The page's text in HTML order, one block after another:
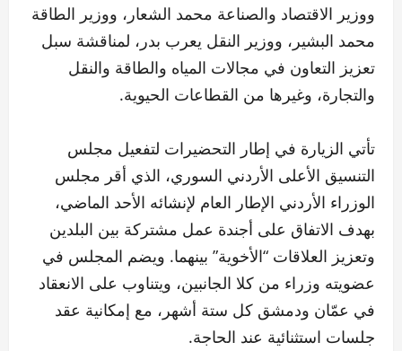
ووزير الاقتصاد والصناعة محمد الشعار، ووزير الطاقة
محمد البشير، ووزير النقل يعرب بدر، لمناقشة سبل
تعزيز التعاون في مجالات المياه والطاقة والنقل
والتجارة، وغيرها من القطاعات الحيوية.
تأتي الزيارة في إطار التحضيرات لتفعيل مجلس
التنسيق الأعلى الأردني السوري، الذي أقر مجلس
الوزراء الأردني الإطار العام لإنشائه الأحد الماضي،
بهدف الاتفاق على أجندة عمل مشتركة بين البلدين
وتعزيز العلاقات “الأخوية” بينهما. ويضم المجلس في
عضويته وزراء من كلا الجانبين، ويتناوب على الانعقاد
في عمّان ودمشق كل ستة أشهر، مع إمكانية عقد
جلسات استثنائية عند الحاجة.